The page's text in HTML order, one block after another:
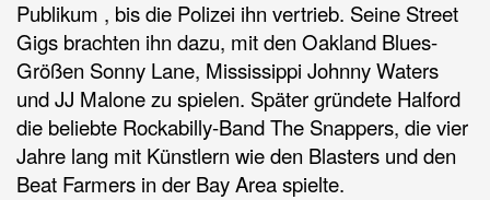
Publikum , bis die Polizei ihn vertrieb. Seine Street
Gigs brachten ihn dazu, mit den Oakland Blues-
Größen Sonny Lane, Mississippi Johnny Waters
und JJ Malone zu spielen. Später gründete Halford
die beliebte Rockabilly-Band The Snappers, die vier
Jahre lang mit Künstlern wie den Blasters und den
Beat Farmers in der Bay Area spielte.